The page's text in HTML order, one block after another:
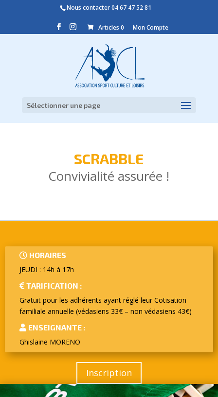
Nous contacter04 67 47 52 81
Articles 0 Mon Compte
Sélectionner une page
SCRABBLE
Convivialité assurée !
HORAIRES
JEUDI : 14h à 17h
TARIFICATION :
Gratuit pour les adhérents ayant réglé leur Cotisation
familiale annuelle (védasiens 33€ – non védasiens 43€)
ENSEIGNANTE :
Ghislaine MORENO
Inscription